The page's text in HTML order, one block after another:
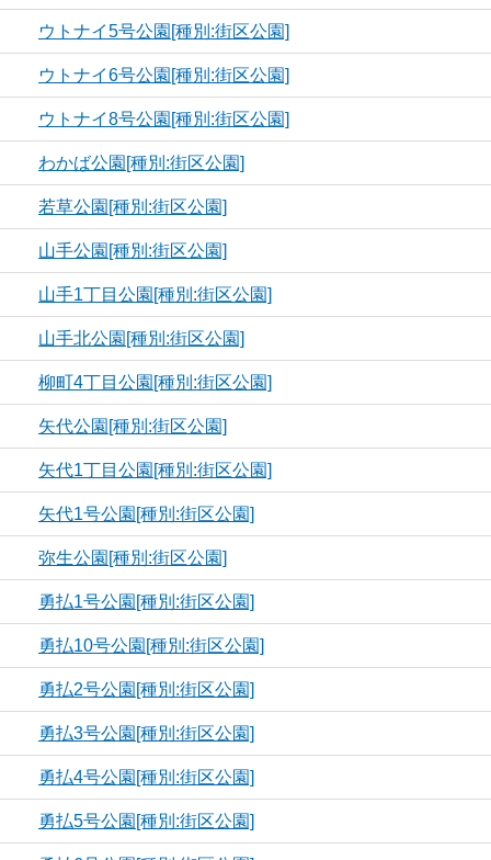
ウトナイ5号公園[種別:街区公園]
ウトナイ6号公園[種別:街区公園]
ウトナイ8号公園[種別:街区公園]
わかば公園[種別:街区公園]
若草公園[種別:街区公園]
山手公園[種別:街区公園]
山手1丁目公園[種別:街区公園]
山手北公園[種別:街区公園]
柳町4丁目公園[種別:街区公園]
矢代公園[種別:街区公園]
矢代1丁目公園[種別:街区公園]
矢代1号公園[種別:街区公園]
弥生公園[種別:街区公園]
勇払1号公園[種別:街区公園]
勇払10号公園[種別:街区公園]
勇払2号公園[種別:街区公園]
勇払3号公園[種別:街区公園]
勇払4号公園[種別:街区公園]
勇払5号公園[種別:街区公園]